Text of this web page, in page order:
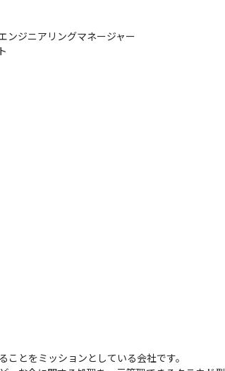
ンジニアリングマネージャー
とをミッションとしている会社です。